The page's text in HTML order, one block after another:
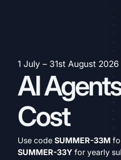
1 July – 31st August 2026
AI
Cost
Use code SUMMER-33M
SUMMER-33Y for yearly